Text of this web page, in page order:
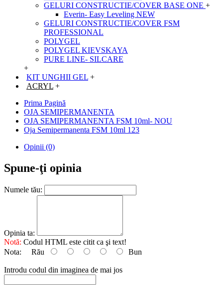
GELURI CONSTRUCTIE/COVER BASE ONE +
Everin- Easy Leveling NEW
GELURI CONSTRUCTIE/COVER FSM
PROFESSIONAL
POLYGEL
POLYGEL KIEVSKAYA
PURE LINE- SILCARE
+
KIT UNGHII GEL +
ACRYL +
Prima Pagină
OJA SEMIPERMANENTA
OJA SEMIPERMANENTA FSM 10ml- NOU
Oja Semipermanenta FSM 10ml 123
Opinii (0)
Spune-ţi opinia
Numele tău:
Opinia ta:
Notă: Codul HTML este citit ca şi text!
Nota: Rău Bun
Introdu codul din imaginea de mai jos